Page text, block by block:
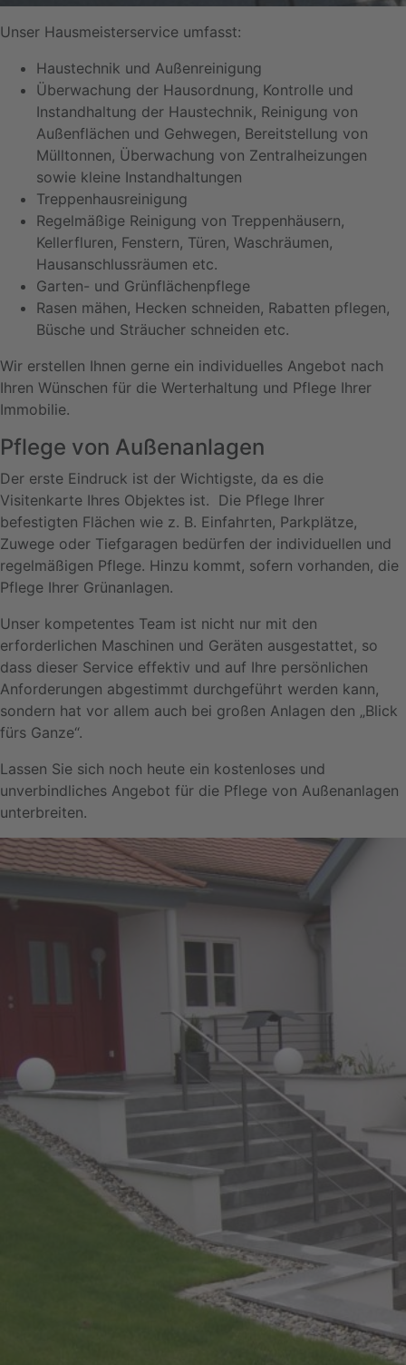
Unser Hausmeisterservice umfasst:
Haustechnik und Außenreinigung
Überwachung der Hausordnung, Kontrolle und
Instandhaltung der Haustechnik, Reinigung von
Außenflächen und Gehwegen, Bereitstellung von
Mülltonnen, Überwachung von Zentralheizungen
sowie kleine Instandhaltungen
Treppenhausreinigung
Regelmäßige Reinigung von Treppenhäusern,
Kellerfluren, Fenstern, Türen, Waschräumen,
Hausanschlussräumen etc.
Garten- und Grünflächenpflege
Rasen mähen, Hecken schneiden, Rabatten pflegen,
Büsche und Sträucher schneiden etc.
Wir erstellen Ihnen gerne ein individuelles Angebot nach
Ihren Wünschen für die Werterhaltung und Pflege Ihrer
Immobilie.
Pflege von Außenanlagen
Der erste Eindruck ist der Wichtigste, da es die
Visitenkarte Ihres Objektes ist. Die Pflege Ihrer
befestigten Flächen wie z. B. Einfahrten, Parkplätze,
Zuwege oder Tiefgaragen bedürfen der individuellen und
regelmäßigen Pflege. Hinzu kommt, sofern vorhanden, die
Pflege Ihrer Grünanlagen.
Unser kompetentes Team ist nicht nur mit den
erforderlichen Maschinen und Geräten ausgestattet, so
dass dieser Service effektiv und auf Ihre persönlichen
Anforderungen abgestimmt durchgeführt werden kann,
sondern hat vor allem auch bei großen Anlagen den „Blick
fürs Ganze“.
Lassen Sie sich noch heute ein kostenloses und
unverbindliches Angebot für die Pflege von Außenanlagen
unterbreiten.